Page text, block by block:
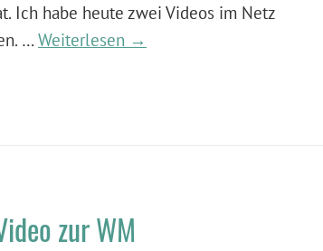
Ich habe heute zwei Videos im Netz
… Weiterlesen →
zur WM